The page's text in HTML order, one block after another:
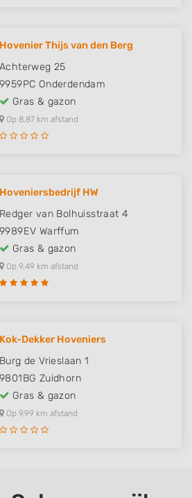
Hovenier Thijs van den Berg
Achterweg 25
9959PC Onderdendam
Gras & gazon
Op 8,87 km afstand
Hoveniersbedrijf HW
Redger van Bolhuisstraat 4
9989EV Warffum
Gras & gazon
Op 9,49 km afstand
Kok-Dekker Hoveniers
Burg de Vrieslaan 1
9801BG Zuidhorn
Gras & gazon
Op 9,99 km afstand